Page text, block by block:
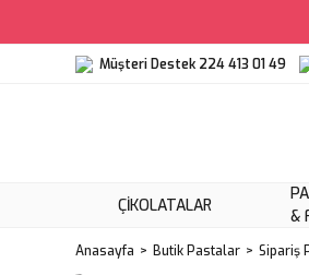
Müşteri Destek 224 413 01 49
ÇIKOLATALAR
&
Anasayfa Butik Pastalar Sipariş